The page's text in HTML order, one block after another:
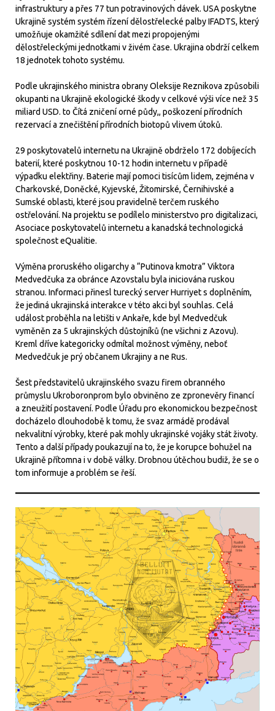
infrastruktury a přes 77 tun potravinových dávek. USA poskytne
Ukrajině systém systém řízení dělostřelecké palby IFADTS, který
umožňuje okamžité sdílení dat mezi propojenými
dělostřeleckými jednotkami v živém čase. Ukrajina obdrží celkem
18 jednotek tohoto systému.
Podle ukrajinského ministra obrany Oleksije Reznikova způsobili
okupanti na Ukrajině ekologické škody v celkové výši více než 35
miliard USD. to Čítá zničení orné půdy,, poškození přírodních
rezervací a znečištění přírodních biotopů vlivem útoků.
29 poskytovatelů internetu na Ukrajině obdrželo 172 dobíjecích
baterií, které poskytnou 10-12 hodin internetu v případě
výpadku elektřiny. Baterie mají pomoci tisícům lidem, zejména v
Charkovské, Doněcké, Kyjevské, Žitomirské, Černihivské a
Sumské oblasti, které jsou pravidelně terčem ruského
ostřelování. Na projektu se podílelo ministerstvo pro digitalizaci,
Asociace poskytovatelů internetu a kanadská technologická
společnost eQualitie.
Výměna proruského oligarchy a “Putinova kmotra” Viktora
Medvedčuka za obránce Azovstalu byla iniciována ruskou
stranou. Informaci přinesl turecký server Hurriyet s doplněním,
že jediná ukrajinská interakce v této akci byl souhlas. Celá
událost proběhla na letišti v Ankaře, kde byl Medvedčuk
vyměněn za 5 ukrajinských důstojníků (ne všichni z Azovu).
Kreml dříve kategoricky odmítal možnost výměny, neboť
Medvedčuk je prý občanem Ukrajiny a ne Rus.
Šest představitelů ukrajinského svazu firem obranného
průmyslu Ukroboronprom bylo obviněno ze zpronevěry financí
a zneužití postavení. Podle Úřadu pro ekonomickou bezpečnost
docházelo dlouhodobě k tomu, že svaz armádě prodával
nekvalitní výrobky, které pak mohly ukrajinské vojáky stát životy.
Tento a další případy poukazují na to, že je korupce bohužel na
Ukrajině přítomna i v době války. Drobnou útěchou budiž, že se o
tom informuje a problém se řeší.